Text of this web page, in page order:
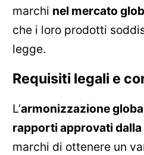
marchi nel mercato
che i loro prodotti
legge.
Requisiti legali e
L’armonizzazione
rapporti approvati dalla
marchi di ottenere un